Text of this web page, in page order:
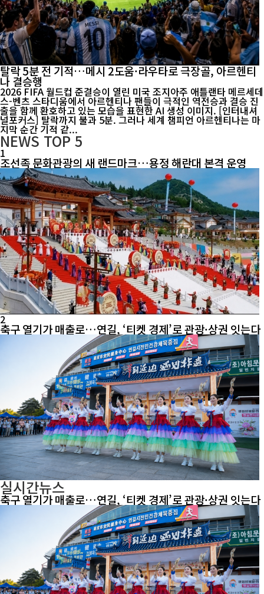
탈락 5분 전 기적…메시 2도움·라우타로 극장골, 아르헨티
나 결승행
2026 FIFA 월드컵 준결승이 열린 미국 조지아주 애틀랜타 메르세데
스-벤츠 스타디움에서 아르헨티나 팬들이 극적인 역전승과 결승 진
출을 함께 환호하고 있는 모습을 표현한 AI 생성 이미지. [인터내셔
널포커스] 탈락까지 불과 5분. 그러나 세계 챔피언 아르헨티나는 마
지막 순간 기적 같...
NEWS TOP 5
1
조선족 문화관광의 새 랜드마크…용정 해란대 본격 운영
2
축구 열기가 매출로…연길, ‘티켓 경제’로 관광·상권 잇는다
실시간뉴스
축구 열기가 매출로…연길, ‘티켓 경제’로 관광·상권 잇는다